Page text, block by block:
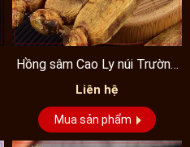
Hồng sâm Cao Ly núi Trường
Bạch
Liên hệ
Mua sản phẩm